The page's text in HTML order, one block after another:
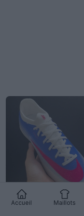
Accueil Maillots